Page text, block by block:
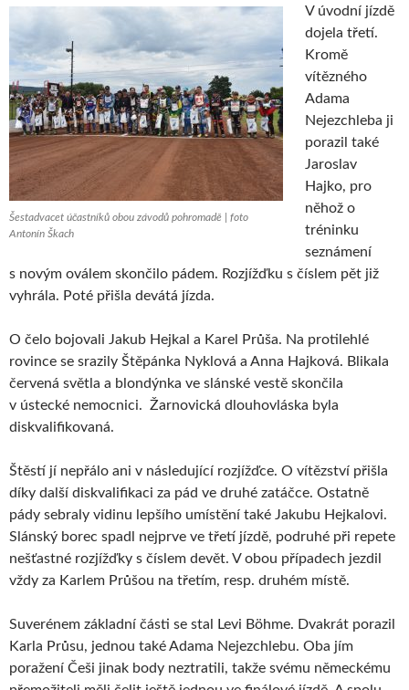
Šestadvacet účastníků obou závodů pohromadě | foto
Antonín Škach
V úvodní jízdě
dojela třetí.
Kromě
vítězného
Adama
Nejezchleba ji
porazil také
Jaroslav
Hajko, pro
něhož o
tréninku
seznámení
s novým oválem skončilo pádem. Rozjížďku s číslem pět již
vyhrála. Poté přišla devátá jízda.
O čelo bojovali Jakub Hejkal a Karel Průša. Na protilehlé
rovince se srazily Štěpánka Nyklová a Anna Hajková. Blikala
červená světla a blondýnka ve slánské vestě skončila
v ústecké nemocnici. Žarnovická dlouhovláska byla
diskvalifikovaná.
Štěstí jí nepřálo ani v následující rozjížďce. O vítězství přišla
díky další diskvalifikaci za pád ve druhé zatáčce. Ostatně
pády sebraly vidinu lepšího umístění také Jakubu Hejkalovi.
Slánský borec spadl nejprve ve třetí jízdě, podruhé při repete
nešťastné rozjížďky s číslem devět. V obou případech jezdil
vždy za Karlem Průšou na třetím, resp. druhém místě.
Suverénem základní části se stal Levi Böhme. Dvakrát porazil
Karla Průsu, jednou také Adama Nejezchlebu. Oba jím
poražení Češi jinak body neztratili, takže svému německému